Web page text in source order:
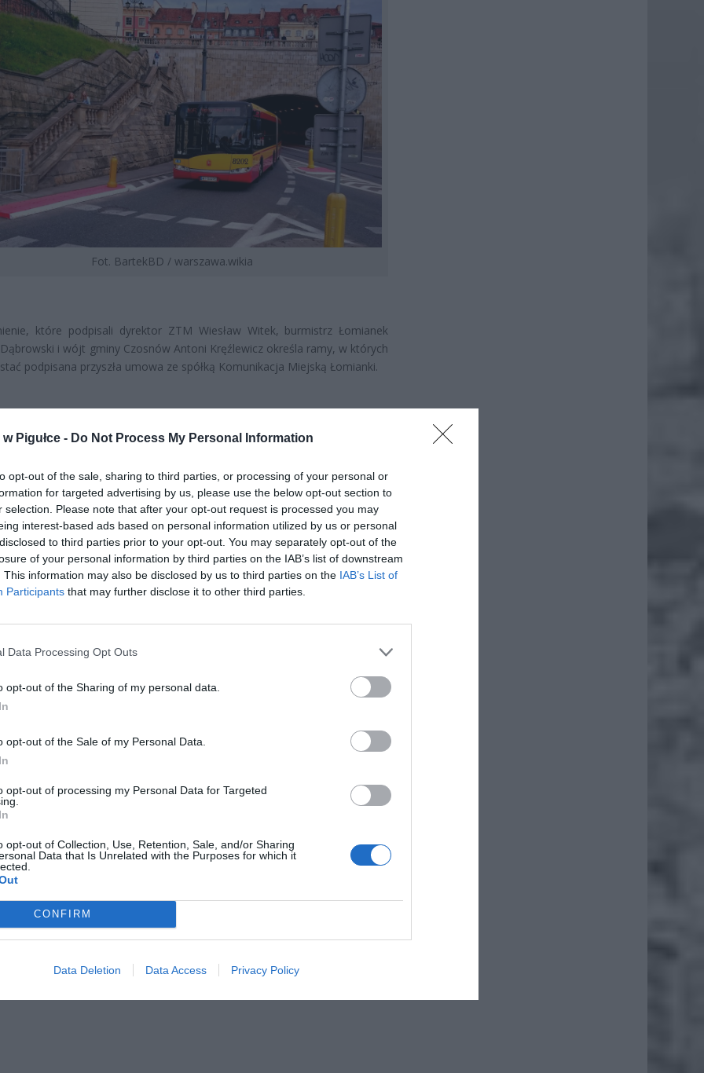
Pigułce - Do Not Process My Personal Information
opt-out of the sale, sharing to third parties, or processing of your personal or
for targeted advertising by us, please use the below opt-out section to
selection. Please note that after your opt-out request is processed you may
interest-based ads based on personal information utilized by us or personal
to third parties prior to your opt-out. You may separately opt-out of the
of your personal information by third parties on the IAB’s list of downstream
This information may also be disclosed by us to third parties on the IAB’s List of
Participants that may further disclose it to other third parties.
Data Processing Opt Outs
opt-out of the Sharing of my personal data.
opt-out of the Sale of my Personal Data.
opt-out of processing my Personal Data for Targeted
opt-out of Collection, Use, Retention, Sale, and/or Sharing
Data that Is Unrelated with the Purposes for which it
CONFIRM
Data Deletion Data Access Privacy Policy
Fot. BartekBD / warszawa.wikia
które podpisali dyrektor ZTM Wiesław Witek, burmistrz Łomianek
i wójt gminy Czosnów Antoni Kręźlewicz określa ramy, w których
podpisana przyszła umowa ze spółką Komunikacja Miejską Łomianki.
ad
RÓWNIEŻ:
przecenił hit do kuchni. Air fryer tańszy aż o 150 zł, a to dopiero
dla milionów polskich rodzin. ZUS wypłacił już 173 mln zł.
wciąż można składać
2026 12:56
Podpisane porozumienie to kolejny krok w kierunku rozwoju transportu
Od listopada 2016 roku w I strefie biletowej funkcjonują Marki.
dniowy normalny na Warszawę i Łomianki mieszkańcy tego miasta płacą
złotych. Po wejściu do I strefy koszt 30-dniowego biletu wyniesie 110
to, że osoby kupujące bilety miesięczne zaoszczędzą w skali roku